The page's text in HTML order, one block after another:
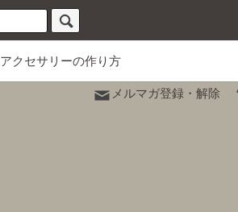
アクセサリーの作り方
メルマガ登録・解除